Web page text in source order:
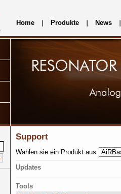
Home Produkte News
Support
Wählen sie ein Produkt aus
Updates
Tools